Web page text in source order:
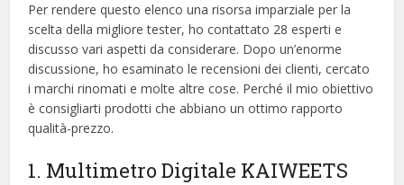
Per rendere questo elenco una risorsa imparziale per la
scelta della migliore tester, ​​ho contattato 28 esperti e
discusso vari aspetti da considerare. Dopo un’enorme
discussione, ho esaminato le recensioni dei clienti, cercato
i marchi rinomati e molte altre cose. Perché il mio obiettivo
è consigliarti prodotti che abbiano un ottimo rapporto
qualità-prezzo.
1. Multimetro Digitale KAIWEETS